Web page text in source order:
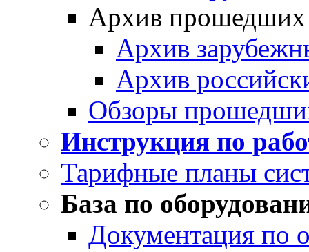
Архив прошедших
Архив
Архив
Обзоры
Инструкция по
Тарифные планы
База по
Документация по